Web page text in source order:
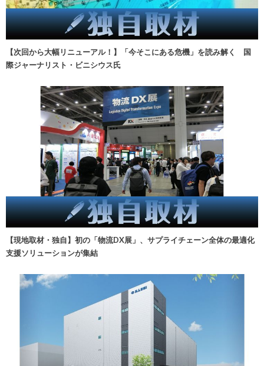
【次回から大幅リニューアル！】「今そこにある危機」を読み解く 国
際ジャーナリスト・ビニシウス氏
【現地取材・独自】初の「物流DX展」、サプライチェーン全体の最適化
支援ソリューションが集結